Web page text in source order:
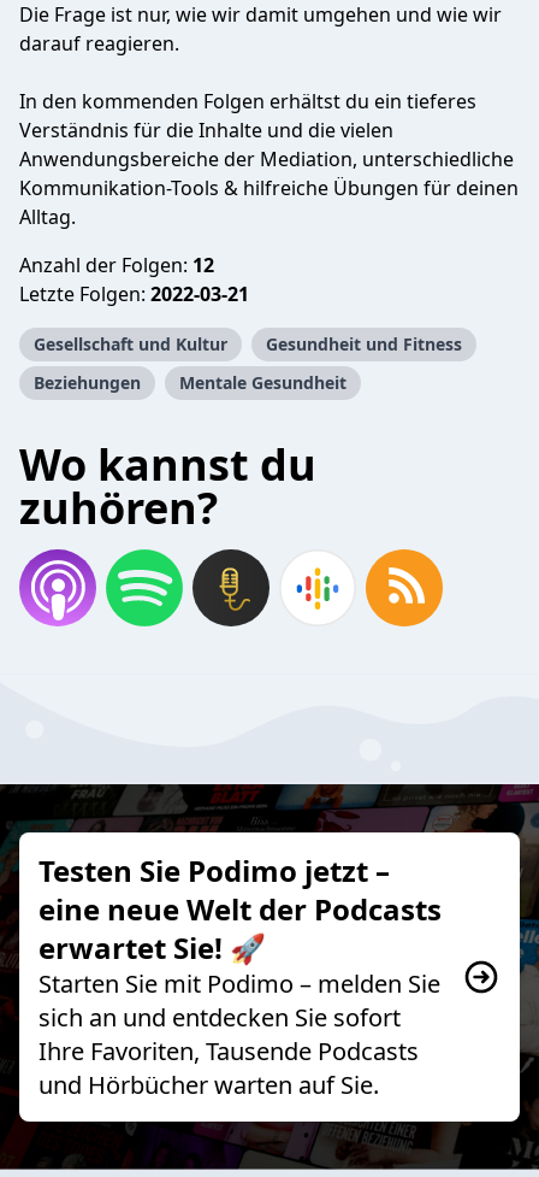
Die Frage ist nur, wie wir damit umgehen und wie wir
darauf reagieren.
In den kommenden Folgen erhältst du ein tieferes
Verständnis für die Inhalte und die vielen
Anwendungsbereiche der Mediation, unterschiedliche
Kommunikation-Tools & hilfreiche Übungen für deinen
Alltag.
Anzahl der Folgen: 12
Letzte Folgen: 2022-03-21
Gesellschaft und Kultur
Gesundheit und Fitness
Beziehungen
Mentale Gesundheit
Wo kannst du
zuhören?
Testen Sie Podimo jetzt –
eine neue Welt der Podcasts
erwartet Sie! 🚀
Starten Sie mit Podimo – melden Sie
sich an und entdecken Sie sofort
Ihre Favoriten, Tausende Podcasts
und Hörbücher warten auf Sie.